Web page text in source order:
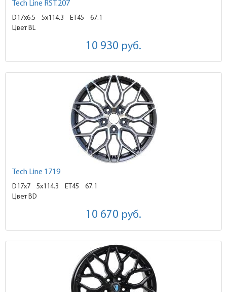
Tech Line RST.207
D17x6.5 5x114.3 ET45
67.1
Цвет BL
10 930 руб.
Tech Line 1719
D17x7 5x114.3 ET45
67.1
Цвет BD
10 670 руб.